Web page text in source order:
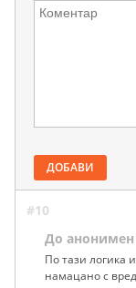
ДОБАВИ
#10
До анонимен
По тази логика
намацано с